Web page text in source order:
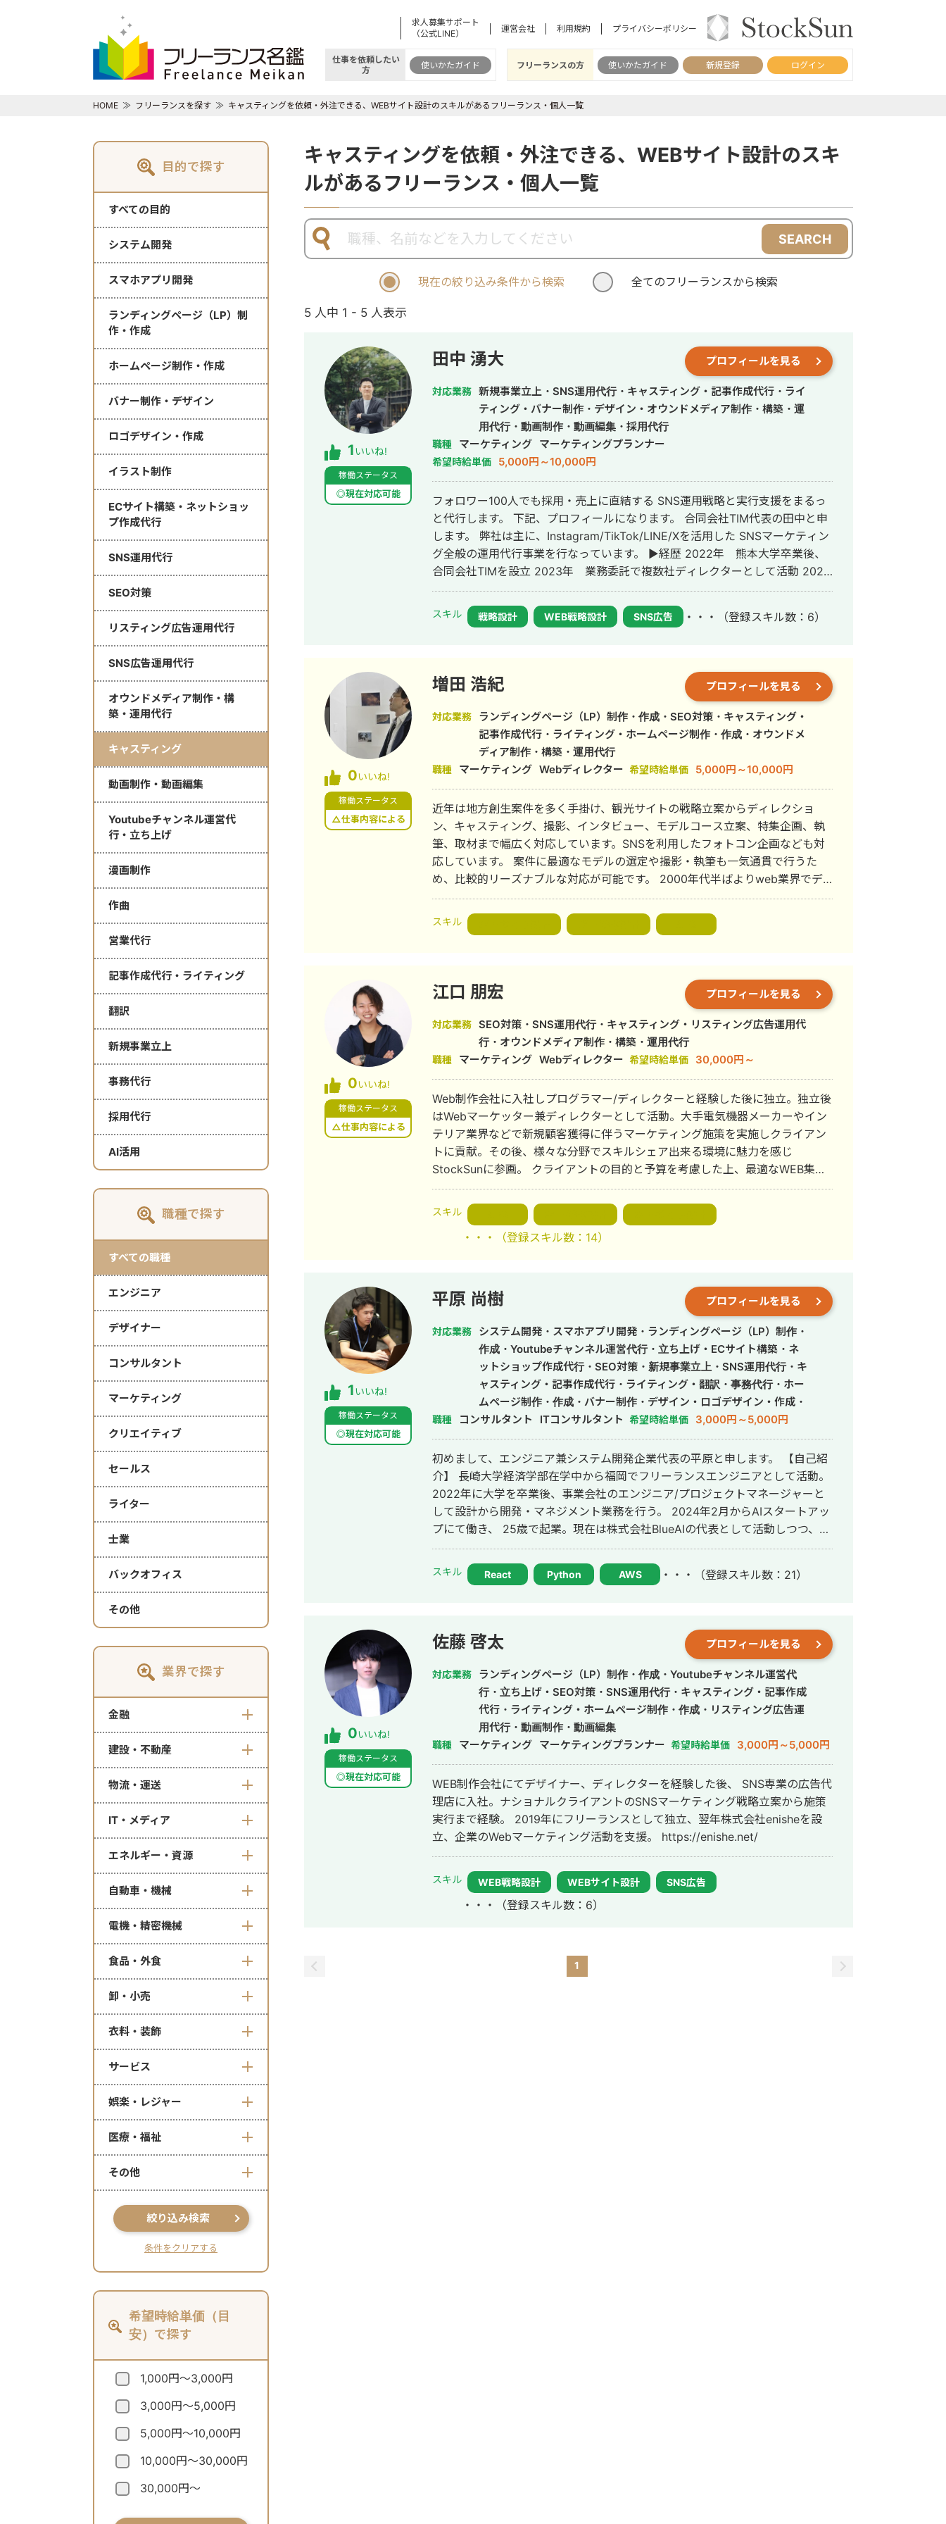
求人募集サポート
（公式LINE）
運営会社 利用規約 プライバシーポリシー
仕事を依頼したい
方
使いかたガイド フリーランスの方 使いかたガイド 新規登録 ログイン
HOME フリーランスを探す キャスティングを依頼・外注できる、WEBサイト設計のスキルがあるフリーランス・個人一覧
目的で探す
すべての目的
システム開発
スマホアプリ開発
ランディングページ（LP）制
作・作成
ホームページ制作・作成
バナー制作・デザイン
ロゴデザイン・作成
イラスト制作
ECサイト構築・ネットショッ
プ作成代行
SNS運用代行
SEO対策
リスティング広告運用代行
SNS広告運用代行
オウンドメディア制作・構
築・運用代行
キャスティング
動画制作・動画編集
Youtubeチャンネル運営代
行・立ち上げ
漫画制作
作曲
営業代行
記事作成代行・ライティング
翻訳
新規事業立上
事務代行
採用代行
AI活用
職種で探す
すべての職種
エンジニア
デザイナー
コンサルタント
マーケティング
クリエイティブ
セールス
ライター
士業
バックオフィス
その他
業界で探す
金融
建設・不動産
物流・運送
IT・メディア
エネルギー・資源
自動車・機械
電機・精密機械
食品・外食
卸・小売
衣料・装飾
サービス
娯楽・レジャー
医療・福祉
その他
絞り込み検索
条件をクリアする
希望時給単価（目
安）で探す
1,000円～3,000円
3,000円～5,000円
5,000円～10,000円
10,000円～30,000円
30,000円～
キャスティングを依頼・外注できる、WEBサイト設計のスキ
ルがあるフリーランス・個人一覧
SEARCH
現在の絞り込み条件から検索 全てのフリーランスから検索
5 人中 1 - 5 人表示
1いいね!
稼働ステータス
◎現在対応可能
田中 湧大 プロフィールを見る
対応業務 新規事業立上・SNS運用代行・キャスティング・記事作成代行・ライ
ティング・バナー制作・デザイン・オウンドメディア制作・構築・運
用代行・動画制作・動画編集・採用代行
職種 マーケティング マーケティングプランナー
希望時給単価 5,000円～10,000円
フォロワー100人でも採用・売上に直結する SNS運用戦略と実行支援をまるっ
と代行します。 下記、プロフィールになります。 合同会社TIM代表の田中と申
します。 弊社は主に、Instagram/TikTok/LINE/Xを活用した SNSマーケティン
グ全般の運用代行事業を行なっています。 ▶︎経歴 2022年 熊本大学卒業後、
合同会社TIMを設立 2023年 業務委託で複数社ディレクターとして活動 2024
年〜 合同会社TIM アカウントプランナー(現任) 弊社の事業内容と実績をま
とめております。 ナショナルクライアントから中小企業まで幅広く対応実績が
あります。 ●事業内容 ・SNS運用代行 ・SNSメディア構築、運営 ・SNSコン
ウント 運用6ヶ月: フォロワー400人でInstagram経由の 新卒エン
トリー者60名以上獲得 社会的養護施設の施設職員採用アカウント 運用1年: フ
ォロワー3000人でInstagram経由の 会員登録者40名以上獲得 ▶︎バ
ストアップメディア 運用6ヶ月: フォロワー0→4.6万人 インスタLiveコラボ: 豊
胸希望者LINEリスト30名獲得 来店誘導Live→新規来店で150万以上の売り上げ
獲得 ▶︎大手食品メーカー公式アカウント 運用6ヶ月: フォロワー3000→1.5万人
幅獲得に成功 ▶︎ダイエットレシピ系メディア アフィリエイトで月100〜150万
の売り上げ獲得 ▶︎暮らし系メディア アフィリエイトで月100万の売り上げ獲得
▶︎大手カフェチェーンの公式アカウント プロモーション目的のリール動画再生
回数：約60万回再生獲得 キャンペーン企画＋広告運用＋クリエイティブの改善
を行う ▶︎メンズ眉毛サロン 運用2ヶ月：新規10名の来場獲得 SNSと広告を並行
し、CPA5000→2500に削減 ▶︎EC下着メーカー公式アカウント 運用6ヶ月：フ
ロワー300→1.7万人 インスタ売り上げ：0→100万以上 ●相談の流れ ご興味ご
実績は、こちらにまとめております。
https://docs.google.com/document/d/16ax8Ps_2qqaW2WRH8snBWjJEWQRHU6ZJk_X8v-
R7oiw/edit?usp=sharing 合同会社TIMのホームページはこちら https://tim-
service.jp/
スキル 戦略設計 WEB戦略設計 SNS広告 ・・・ （登録スキル数：6）
0いいね!
稼働ステータス
△仕事内容による
増田 浩紀 プロフィールを見る
対応業務
ランディングページ（LP）制作・作成・SEO対策・キャスティング・
記事作成代行・ライティング・ホームページ制作・作成・オウンドメ
ディア制作・構築・運用代行
職種 マーケティング Webディレクター 希望時給単価 5,000円～10,000円
近年は地方創生案件を多く手掛け、観光サイトの戦略立案からディレクショ
ン、キャスティング、撮影、インタビュー、モデルコース立案、特集企画、執
筆、取材まで幅広く対応しています。SNSを利用したフォトコン企画なども対
応しています。 案件に最適なモデルの選定や撮影・執筆も一気通貫で行うた
め、比較的リーズナブルな対応が可能です。 2000年代半ばよりweb業界でデ
ィレクターとして働いています。コンテンツマーケティング事業立ち上げ経験
もあり、SEO対応も可能ですので、記事のクオリティには定評があります。 観
光・地方創生関連のお困りごとなどありましたら、何でもご相談ください。 フ
スキル
0いいね!
稼働ステータス
△仕事内容による
江口 朋宏 プロフィールを見る
対応業務 SEO対策・SNS運用代行・キャスティング・リスティング広告運用代
行・オウンドメディア制作・構築・運用代行
職種 マーケティング Webディレクター 希望時給単価 30,000円～
Web制作会社に入社しプログラマー/ディレクターと経験した後に独立。独立後
はWebマーケッター兼ディレクターとして活動。大手電気機器メーカーやイン
テリア業界などで新規顧客獲得に伴うマーケティング施策を実施しクライアン
トに貢献。その後、様々な分野でスキルシェア出来る環境に魅力を感じ
StockSunに参画。 クライアントの目的と予算を考慮した上、最適なWEB集客
をご提案させて頂きますのでお気軽にご相談くださいませ。
スキル
・・・ （登録スキル数：14）
1いいね!
稼働ステータス
◎現在対応可能
平原 尚樹 プロフィールを見る
対応業務
システム開発・スマホアプリ開発・ランディングページ（LP）制作・
作成・Youtubeチャンネル運営代行・立ち上げ・ECサイト構築・ネ
ットショップ作成代行・SEO対策・新規事業立上・SNS運用代行・キ
ャスティング・記事作成代行・ライティング・翻訳・事務代行・ホー
ムページ制作・作成・バナー制作・デザイン・ロゴデザイン・作成・
イラスト制作・リスティング広告運用代行・オウンドメディア制作・
構築・運用代行・動画制作・動画編集・漫画制作・作曲・営業代行
職種 コンサルタント ITコンサルタント 希望時給単価 3,000円～5,000円
初めまして、エンジニア兼システム開発企業代表の平原と申します。 【自己紹
介】 長崎大学経済学部在学中から福岡でフリーランスエンジニアとして活動。
2022年に大学を卒業後、事業会社のエンジニア/プロジェクトマネージャーと
して設計から開発・マネジメント業務を行う。 2024年2月からAIスタートアッ
プにて働き、 25歳で起業。現在は株式会社BlueAIの代表として活動しつつ、株
式会社ProgateでAWSカリキュラムの監修や技術講師として業務委託で稼働し
ています。 【対応期間】 日中のお返事可能です。 【お取引様】 ・某大手車メ
ーカー様 ・某大手保険会社様 ・株式会社Progate様 【詳細経歴・スキルシー
usp=sharing&ouid=107046291280807268303&rtpof=true&sd=true
========================================== 株式会社
BlueAI 代表取締役CEO/CTO 平原尚樹 〒105-0004 東京都港区新橋1-12-9 8F
新橋プレイス（受付7階） mail n-hirahara@blueai.co.jp HP
https://blueai.co.jp "Your Growth, Our Mission.Your Best Supporting
Partner" ==========================================
スキル React Python AWS ・・・ （登録スキル数：21）
0いいね!
稼働ステータス
◎現在対応可能
佐藤 啓太 プロフィールを見る
対応業務
ランディングページ（LP）制作・作成・Youtubeチャンネル運営代
行・立ち上げ・SEO対策・SNS運用代行・キャスティング・記事作成
代行・ライティング・ホームページ制作・作成・リスティング広告運
用代行・動画制作・動画編集
職種 マーケティング マーケティングプランナー 希望時給単価 3,000円～5,000円
WEB制作会社にてデザイナー、ディレクターを経験した後、 SNS専業の広告代
理店に入社。ナショナルクライアントのSNSマーケティング戦略立案から施策
実行まで経験。 2019年にフリーランスとして独立、翌年株式会社enisheを設
立、企業のWebマーケティング活動を支援。 https://enishe.net/
スキル WEB戦略設計 WEBサイト設計 SNS広告
・・・ （登録スキル数：6）
1